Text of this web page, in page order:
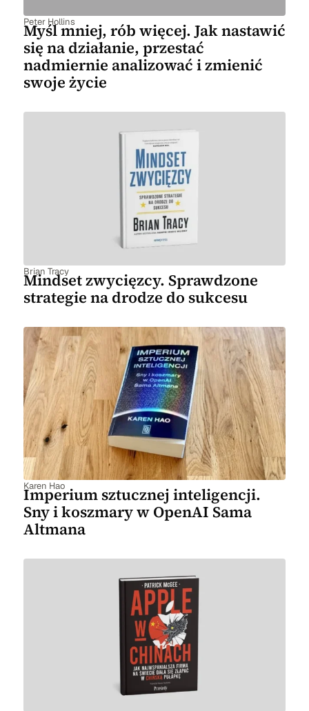
Peter Hollins
Myśl mniej, rób więcej. Jak nastawić
się na działanie, przestać
nadmiernie analizować i zmienić
swoje życie
Brian Tracy
Mindset zwycięzcy. Sprawdzone
strategie na drodze do sukcesu
Karen Hao
Imperium sztucznej inteligencji.
Sny i koszmary w OpenAI Sama
Altmana